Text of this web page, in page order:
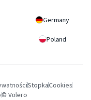
Germany
Poland
StopkaCookies
© Volero